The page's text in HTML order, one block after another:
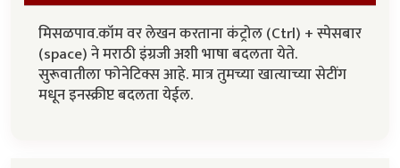
मिसळपाव.कॉम वर लेखन करताना कंट्रोल (Ctrl) + स्पेसबार
(space) ने मराठी इंग्रजी अशी भाषा बदलता येते.
सुरूवातीला फोनेटिक्स आहे. मात्र तुमच्या खात्याच्या सेटींग
मधून इनस्क्रीप्ट बदलता येईल.